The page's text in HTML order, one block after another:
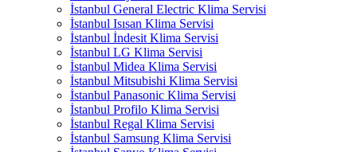
İstanbul General Electric Klima Servisi
İstanbul Isısan Klima Servisi
İstanbul İndesit Klima Servisi
İstanbul LG Klima Servisi
İstanbul Midea Klima Servisi
İstanbul Mitsubishi Klima Servisi
İstanbul Panasonic Klima Servisi
İstanbul Profilo Klima Servisi
İstanbul Regal Klima Servisi
İstanbul Samsung Klima Servisi